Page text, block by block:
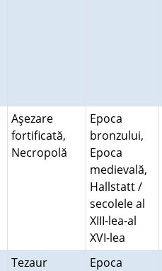
Aşezare
fortificată,
Necropolă
Epoca
bronzului,
Epoca
medievală,
Hallstatt /
secolele al
XIII-lea-al
XVI-lea
Tezaur
Epoca